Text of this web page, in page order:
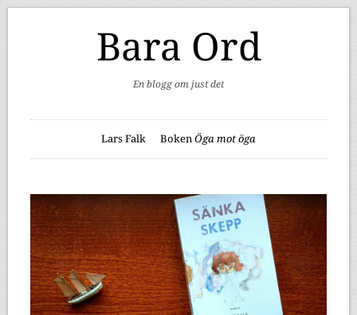
Bara Ord
En blogg om just det
Lars Falk Boken Öga mot öga